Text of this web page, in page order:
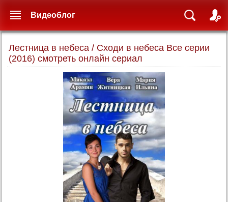
Лестница в небеса / Сходи в небеса Все серии
(2016) смотреть онлайн сериал
Видеоблог